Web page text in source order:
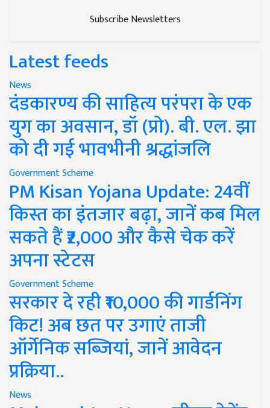
Subscribe Newsletters
Latest feeds
News
दंडकारण्य की साहित्य परंपरा के एक
युग का अवसान, डॉ (प्रो). बी. एल. झा
को दी गई भावभीनी श्रद्धांजलि
Government Scheme
PM Kisan Yojana Update: 24वीं
किस्त का इंतजार बढ़ा, जानें कब मिल
सकते हैं ₹2,000 और कैसे चेक करें
अपना स्टेटस
Government Scheme
सरकार दे रही ₹10,000 की गार्डनिंग
किट! अब छत पर उगाएं ताजी
ऑर्गेनिक सब्जियां, जानें आवेदन
प्रक्रिया..
News